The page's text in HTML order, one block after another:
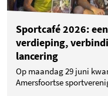
Sportcafé 2026:
verdieping,
lancering
Op maandag 29 juni
Amersfoortse